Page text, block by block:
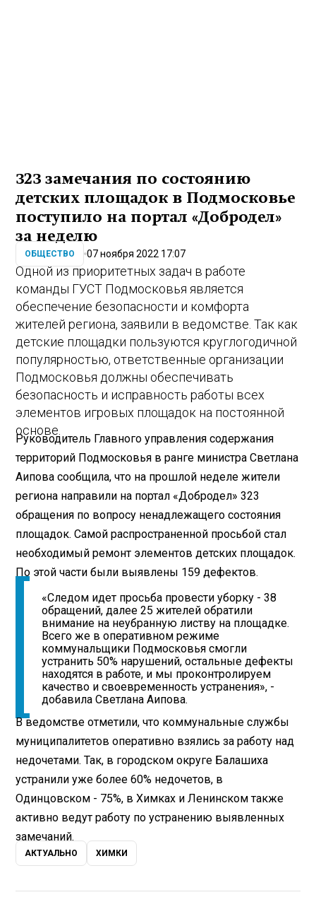
323 замечания по состоянию
детских площадок в Подмосковье
поступило на портал «Добродел»
за неделю
ОБЩЕСТВО 07 ноября 2022 17:07
Одной из приоритетных задач в работе
команды ГУСТ Подмосковья является
обеспечение безопасности и комфорта
жителей региона, заявили в ведомстве. Так как
детские площадки пользуются круглогодичной
популярностью, ответственные организации
Подмосковья должны обеспечивать
безопасность и исправность работы всех
элементов игровых площадок на постоянной
основе.
Руководитель Главного управления содержания
территорий Подмосковья в ранге министра Светлана
Аипова сообщила, что на прошлой неделе жители
региона направили на портал «Добродел» 323
обращения по вопросу ненадлежащего состояния
площадок. Самой распространенной просьбой стал
необходимый ремонт элементов детских площадок.
По этой части были выявлены 159 дефектов.
«Следом идет просьба провести уборку - 38
обращений, далее 25 жителей обратили
внимание на неубранную листву на площадке.
Всего же в оперативном режиме
коммунальщики Подмосковья смогли
устранить 50% нарушений, остальные дефекты
находятся в работе, и мы проконтролируем
качество и своевременность устранения», -
добавила Светлана Аипова.
В ведомстве отметили, что коммунальные службы
муниципалитетов оперативно взялись за работу над
недочетами. Так, в городском округе Балашиха
устранили уже более 60% недочетов, в
Одинцовском - 75%, в Химках и Ленинском также
активно ведут работу по устранению выявленных
замечаний.
АКТУАЛЬНО ХИМКИ